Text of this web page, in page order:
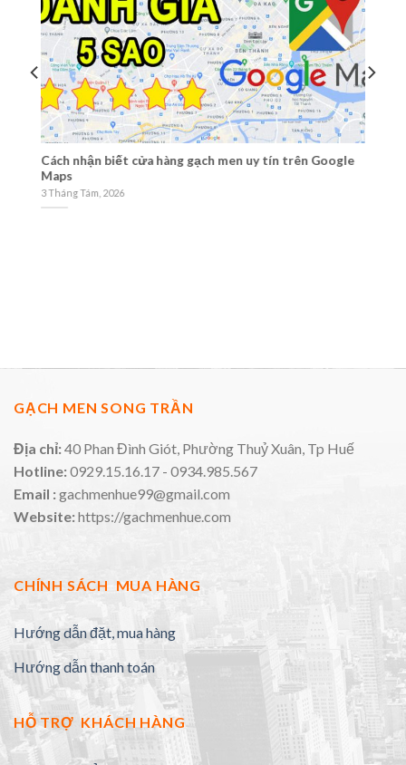
Cách nhận biết cửa hàng gạch men uy tín trên Google
Maps
3 Tháng Tám, 2026
GẠCH MEN SONG TRẦN
Địa chỉ:40 Phan Đình Giót, Phường Thuỷ Xuân, Tp Huế
Hotline:0929.15.16.17 - 0934.985.567
Email :gachmenhue99@gmail.com
Website:https://gachmenhue.com
CHÍNH SÁCH MUA HÀNG
Hướng dẫn đặt, mua hàng
Hướng dẫn thanh toán
HỖ TRỢ KHÁCH HÀNG